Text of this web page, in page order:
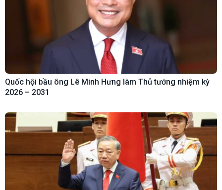
Quốc hội bầu ông Lê Minh Hưng làm Thủ tướng nhiệm kỳ
2026 – 2031